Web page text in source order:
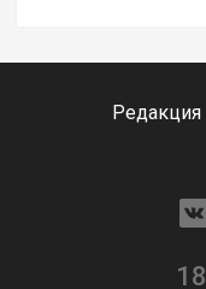
Редакция